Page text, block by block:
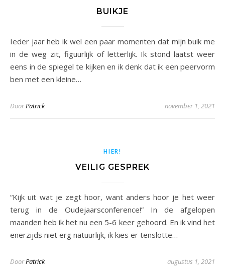
BUIKJE
Ieder jaar heb ik wel een paar momenten dat mijn buik me
in de weg zit, figuurlijk of letterlijk. Ik stond laatst weer
eens in de spiegel te kijken en ik denk dat ik een peervorm
ben met een kleine…
DoorPatrick november 1, 2021
HIER!
VEILIG GESPREK
“Kijk uit wat je zegt hoor, want anders hoor je het weer
terug in de Oudejaarsconference!” In de afgelopen
maanden heb ik het nu een 5-6 keer gehoord. En ik vind het
enerzijds niet erg natuurlijk, ik kies er tenslotte…
DoorPatrick augustus 1, 2021